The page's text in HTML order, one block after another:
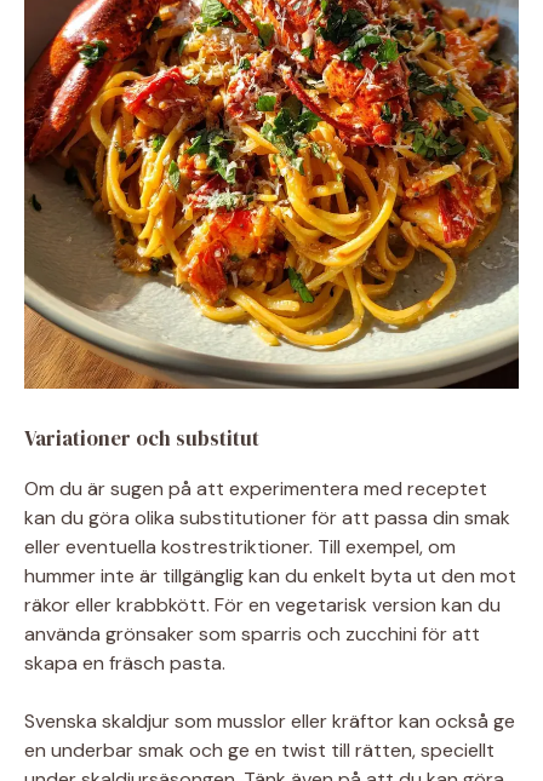
Variationer och substitut
Om du är sugen på att experimentera med receptet
kan du göra olika substitutioner för att passa din smak
eller eventuella kostrestriktioner. Till exempel, om
hummer inte är tillgänglig kan du enkelt byta ut den mot
räkor eller krabbkött. För en vegetarisk version kan du
använda grönsaker som sparris och zucchini för att
skapa en fräsch pasta.
Svenska skaldjur som musslor eller kräftor kan också ge
en underbar smak och ge en twist till rätten, speciellt